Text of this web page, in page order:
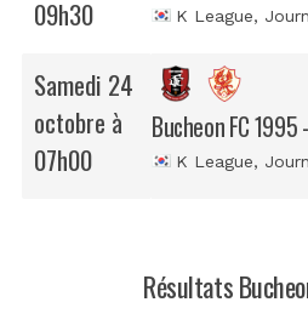
09h30
K League,
Samedi 24
octobre à
07h00
Bucheon FC 1995
K League,
Résultats